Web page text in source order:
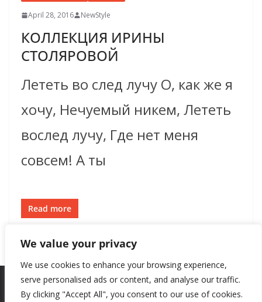
We value your privacy
We use cookies to enhance your browsing experience,
serve personalised ads or content, and analyse our traffic.
By clicking "Accept All", you consent to our use of cookies.
April 28, 2016 NewStyle
КОЛЛЕКЦИЯ ИРИНЫ
СТОЛЯРОВОЙ
Лететь во след лучу О, как же я
хочу, Нечуемый никем, Лететь
вослед лучу, Где нет меня
совсем! А ты
Read more